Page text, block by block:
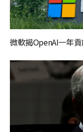
微軟揭OpenAI一年